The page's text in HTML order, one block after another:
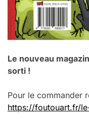
Le nouveau
sorti !
Pour le commander
https://foutouart.fr/